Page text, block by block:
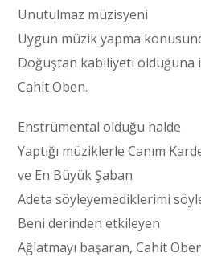
Unutulmaz müzisyeni
Uygun müzik yapma
Doğuştan kabiliyeti olduğuna
Cahit Oben.
Enstrümental olduğu halde
Yaptığı müziklerle Canım
ve En Büyük Şaban
Adeta söyleyemediklerimi
Beni derinden etkileyen
Ağlatmayı başaran, Cahit